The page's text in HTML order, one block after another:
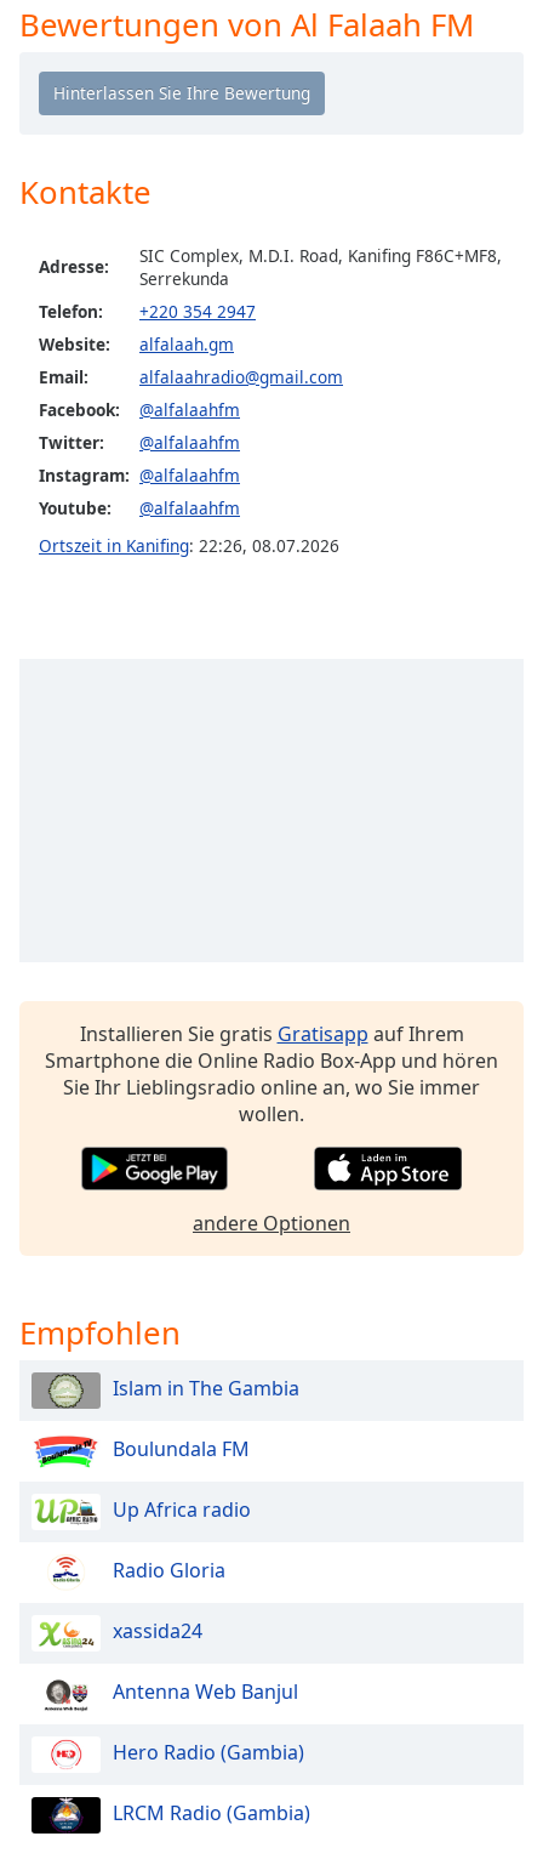
off,
selected
subtitles
subtitles
settings
subtitles
off,
selected
Track
in-
Picture
Text
Color
Opacity
Caption
Background
Edge
Style
Bewertungen von Al Falaah FM
Kontakte
Adresse:
SIC Complex, M.D.I. Road, Kanifing F86C+MF8,
Serrekunda
Telefon:
+220 354 2947
Website:
alfalaah.gm
Email:
alfalaahradio@gmail.com
Facebook:
@alfalaahfm
Twitter:
@alfalaahfm
Instagram: @alfalaahfm
Youtube:
@alfalaahfm
Ortszeit in Kanifing: 22:26, 08.07.2026
Installieren Sie gratis Gratisapp auf Ihrem
Smartphone die Online Radio Box-App und hören
Sie Ihr Lieblingsradio online an, wo Sie immer
wollen.
andere Optionen
Empfohlen
Islam in The Gambia
Boulundala FM
Up Africa radio
Radio Gloria
xassida24
Antenna Web Banjul
Hero Radio (Gambia)
LRCM Radio (Gambia)